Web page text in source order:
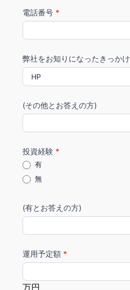
京
総
究
電話番号 *
弊社をお知りになったきっかけ
(その他とお答えの方)
投資経験 *
有
無
(有とお答えの方)
運用予定額 *
万円
ー
ル
ド
空
の
ま
ま
に
て
く
だ
い。